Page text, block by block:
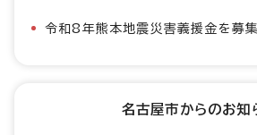
令和8年熊本地震災害義援金を募
名古屋市からのお知